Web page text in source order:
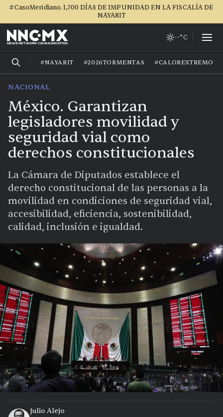
#CasoMeridiano. 1,700 DÍAS DE IMPUNIDAD EN LA FISCALÍA DE
NAYARIT
--°C
#NAYARIT #2026TORMENTAS #CALOREXTREMO
NACIONAL
México. Garantizan
legisladores movilidad y
seguridad vial como
derechos constitucionales
La Cámara de Diputados establece el
derecho constitucional de las personas a la
movilidad en condiciones de seguridad vial,
accesibilidad, eficiencia, sostenibilidad,
calidad, inclusión e igualdad.
Julio Alejo